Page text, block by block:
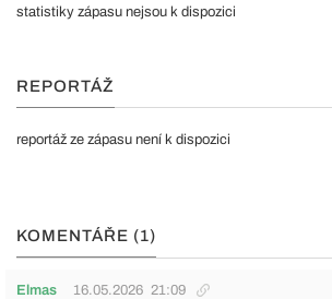
statistiky zápasu nejsou k dispozici
REPORTÁŽ
reportáž ze zápasu není k dispozici
KOMENTÁŘE (1)
Elmas 16.05.2026 21:09